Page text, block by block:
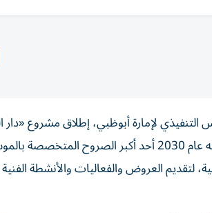
لإمارة أبوظبي، إطلاق مشروع «دار
أبوظبي» بالقرب من المنطقة الثقافية بالسعديات في أبوظبي، ليشكّل عند افتتاحه عام 2030 أحد أكبر
لتقديم العروض والفعاليات والأنشطة